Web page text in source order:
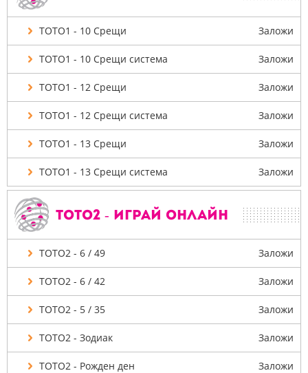
ТОТО1 - 10 Срещи Заложи
ТОТО1 - 10 Срещи система Заложи
ТОТО1 - 12 Срещи Заложи
ТОТО1 - 12 Срещи система Заложи
ТОТО1 - 13 Срещи Заложи
ТОТО1 - 13 Срещи система Заложи
ТОТО2 - Играй онлайн
ТОТО2 - 6 / 49 Заложи
ТОТО2 - 6 / 42 Заложи
ТОТО2 - 5 / 35 Заложи
ТОТО2 - Зодиак Заложи
ТОТО2 - Рожден ден Заложи